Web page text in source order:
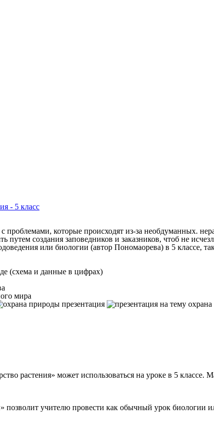
- 5 класс
которые происходят из-за необдуманных.
путем создания заповедников и заказников, чтоб не
или биологии (автор Пономаорева) в 5 классе,
(схема и данные в цифрах)
мира
растения» может использоваться на уроке в 5 классе.
позволит учителю провести как обычный урок биологии